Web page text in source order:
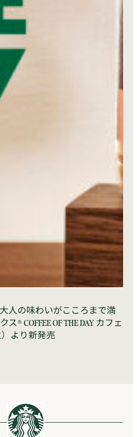
人の味わいがこころまで満
® COFFEE OF THE DAY カフェ
）より新発売